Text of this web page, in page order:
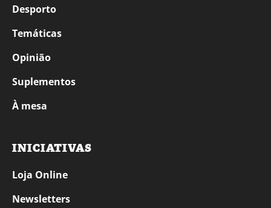
Desporto
Temáticas
Opinião
Suplementos
À mesa
INICIATIVAS
Loja Online
Newsletters